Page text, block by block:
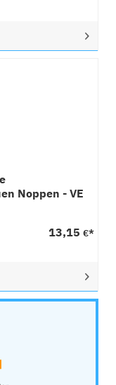
Noppen - VE
13,15 €*